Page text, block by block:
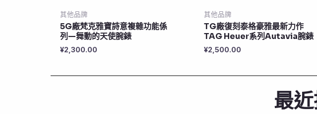
其他品牌
5G廠梵克雅寶詩意複雜功能係
列—舞動的天使腕錶
¥2,300.00
其他品牌
TG廠復刻泰格豪雅最新力作
TAG Heuer系列Autavia腕錶
¥2,500.00
最